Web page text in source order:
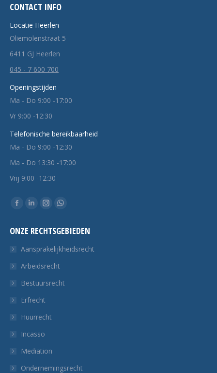
CONTACT INFO
Locatie Heerlen
Oliemolenstraat 5
6411 GJ Heerlen
045 - 7 600 700
Openingstijden
Ma - Do 9:00 -17:00
Vr 9:00 -12:30
Telefonische bereikbaarheid
Ma - Do 9:00 -12:30
Ma - Do 13:30 -17:00
Vrij 9:00 -12:30
Vind ons op:
Facebook
opent
nieuw
tabblad
Linkedin
opent
in
nieuw
tabblad
Instagram
opent
in
nieuw
tabblad
Whatsapp
opent
in
tabblad
ONZE RECHTSGEBIEDEN
Aansprakelijkheidsrecht
Arbeidsrecht
Bestuursrecht
Erfrecht
Huurrecht
Incasso
Mediation
Ondernemingsrecht